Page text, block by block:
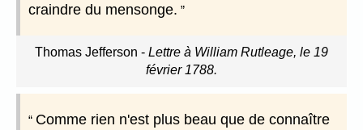
craindre du mensonge.
Thomas Jefferson - Lettre à William Rutleage, le 19
février 1788.
Comme rien n'est plus beau que de connaître